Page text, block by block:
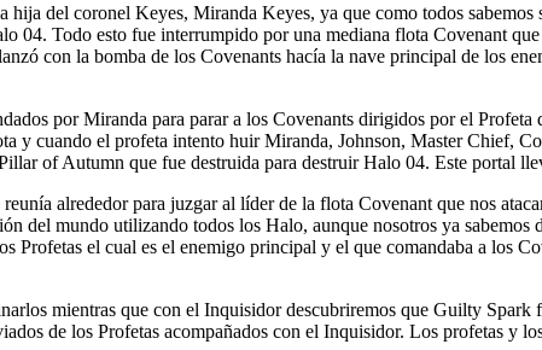
del coronel Keyes, Miranda Keyes, ya que como todos
Todo esto fue interrumpido por una mediana flota Covenant
con la bomba de los Covenants hacía la nave principal de los
por Miranda para parar a los Covenants dirigidos por el
y cuando el profeta intento huir Miranda, Johnson, Master Chief,
of Autumn que fue destruida para destruir Halo 04. Este portal
alrededor para juzgar al líder de la flota Covenant que nos
del mundo utilizando todos los Halo, aunque nosotros ya sabemos
Profetas el cual es el enemigo principal y el que comandaba a los
mientras que con el Inquisidor descubriremos que Guilty
de los Profetas acompañados con el Inquisidor. Los profetas y